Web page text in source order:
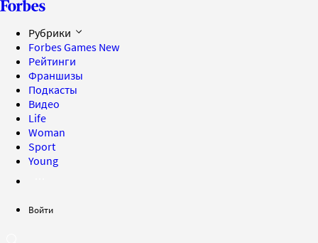
Рубрики
Forbes Games New
Рейтинги
Франшизы
Подкасты
Видео
Life
Woman
Sport
Young
Войти